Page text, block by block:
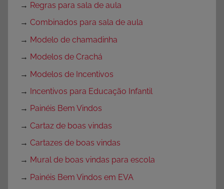
→ Regras para sala de aula
→ Combinados para sala de aula
→ Modelo de chamadinha
→ Modelos de Crachá
→ Modelos de Incentivos
→ Incentivos para Educação Infantil
→ Painéis Bem Vindos
→ Cartaz de boas vindas
→ Cartazes de boas vindas
→ Mural de boas vindas para escola
→ Painéis Bem Vindos em EVA